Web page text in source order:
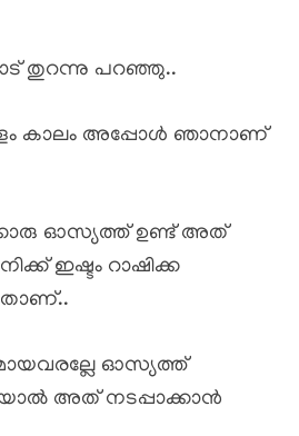
തുറന്നു പറഞ്ഞു..
കാലം അപ്പോൾ ഞാനാണ്
ഓസ്യത്ത് ഉണ്ട് അത്
ഇഷ്ടം റാഷിക്ക
ഓസ്യത്ത്
അത് നടപ്പാക്കാൻ